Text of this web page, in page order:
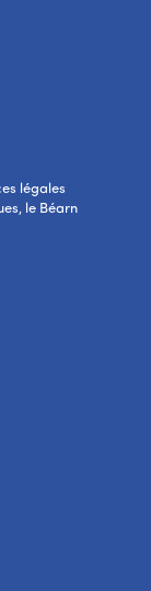
légales
le Béarn